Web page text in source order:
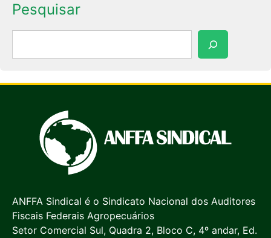
Pesquisar
ANFFA Sindical é o Sindicato Nacional dos Auditores
Fiscais Federais Agropecuários
Setor Comercial Sul, Quadra 2, Bloco C, 4º andar, Ed.